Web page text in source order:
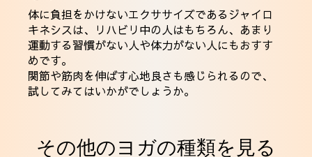
体に負担をかけないエクササイズであるジャイロ
キネシスは、リハビリ中の人はもちろん、あまり
運動する習慣がない人や体力がない人にもおすす
めです。
関節や筋肉を伸ばす心地良さも感じられるので、
試してみてはいかがでしょうか。
その他のヨガの種類を見る